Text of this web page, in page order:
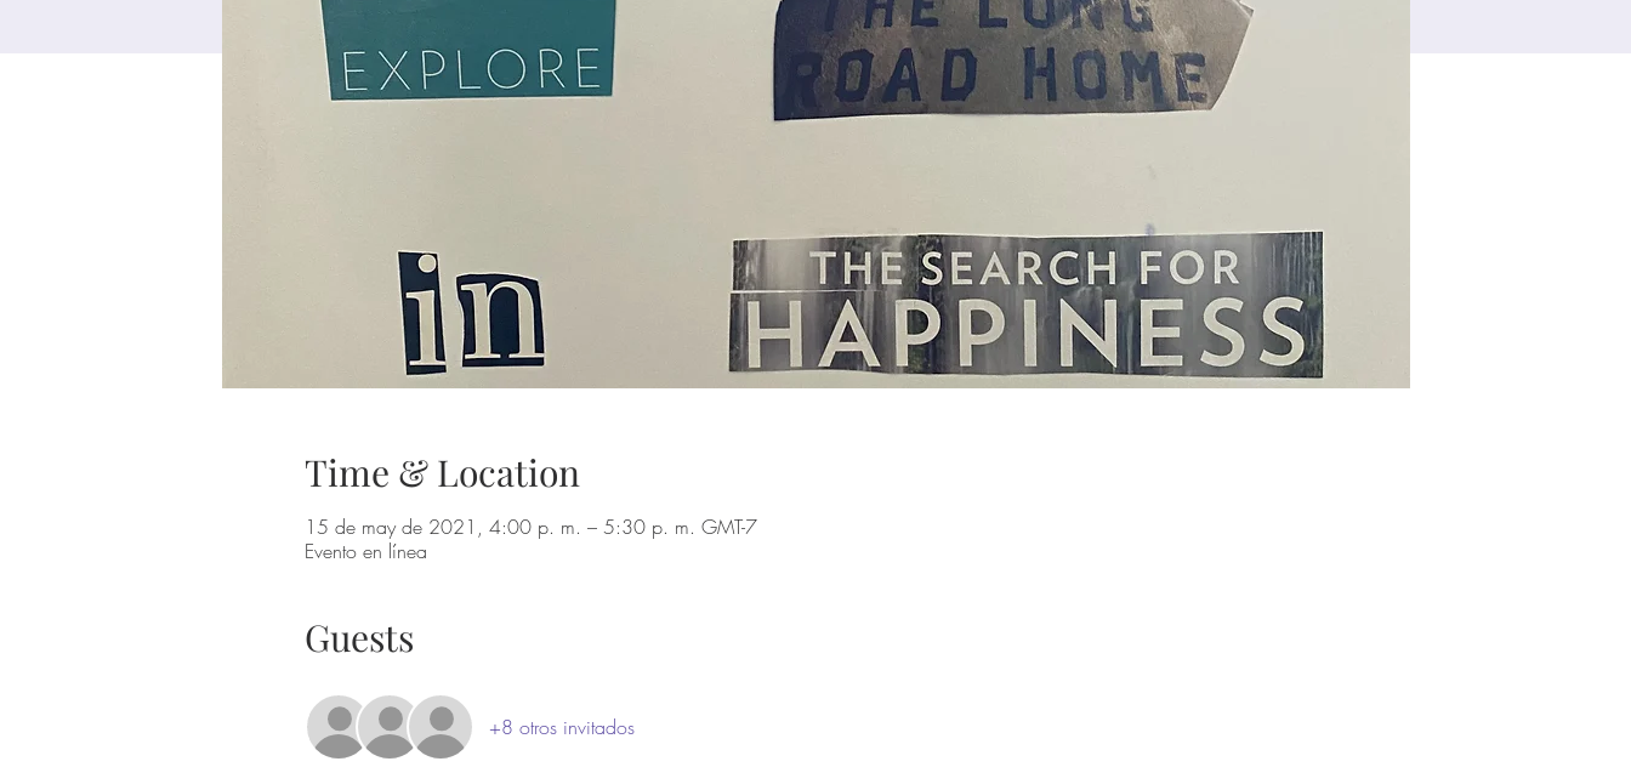
Time & Location
15 de may de 2021, 4:00 p. m. – 5:30 p. m. GMT-7
Evento en línea
Guests
+8 otros invitados